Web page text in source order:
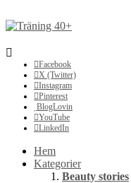
Facebook
X (Twitter)
Instagram
Pinterest
BlogLovin
YouTube
LinkedIn
Hem
Kategorier
Beauty stories